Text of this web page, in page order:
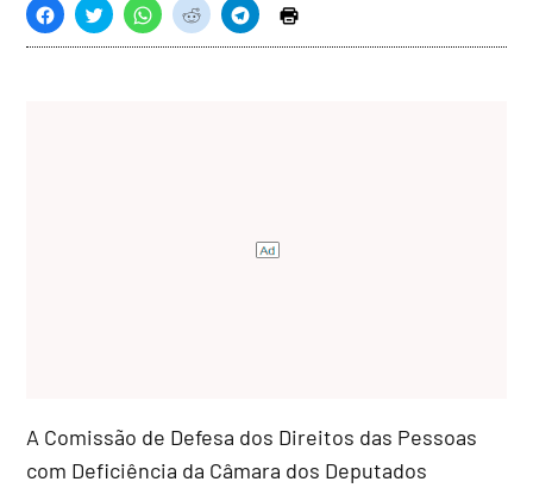
A Comissão de Defesa dos Direitos das Pessoas
com Deficiência da Câmara dos Deputados